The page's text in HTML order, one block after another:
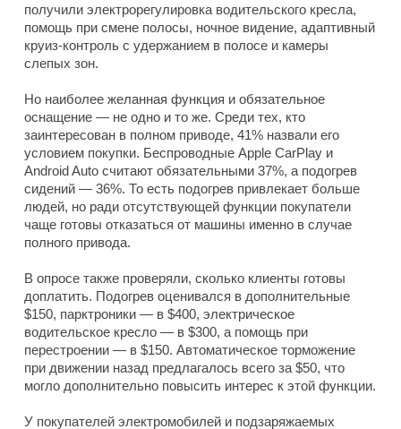
получили электрорегулировка водительского кресла,
помощь при смене полосы, ночное видение, адаптивный
круиз-контроль с удержанием в полосе и камеры
слепых зон.
Но наиболее желанная функция и обязательное
оснащение — не одно и то же. Среди тех, кто
заинтересован в полном приводе, 41% назвали его
условием покупки. Беспроводные Apple CarPlay и
Android Auto считают обязательными 37%, а подогрев
сидений — 36%. То есть подогрев привлекает больше
людей, но ради отсутствующей функции покупатели
чаще готовы отказаться от машины именно в случае
полного привода.
В опросе также проверяли, сколько клиенты готовы
доплатить. Подогрев оценивался в дополнительные
$150, парктроники — в $400, электрическое
водительское кресло — в $300, а помощь при
перестроении — в $150. Автоматическое торможение
при движении назад предлагалось всего за $50, что
могло дополнительно повысить интерес к этой функции.
У покупателей электромобилей и подзаряжаемых